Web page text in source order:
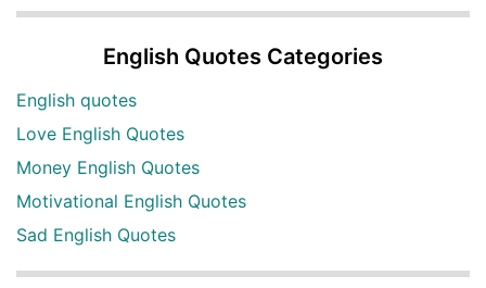
English Quotes Categories
English quotes
Love English Quotes
Money English Quotes
Motivational English Quotes
Sad English Quotes